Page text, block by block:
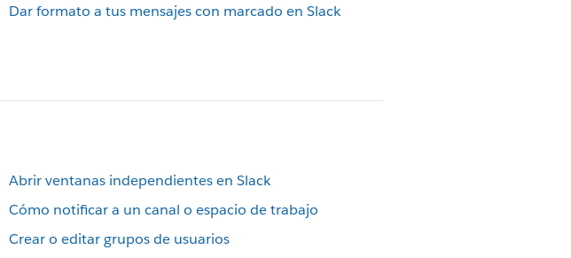
Dar formato a tus mensajes con marcado en Slack
Abrir ventanas independientes en Slack
Cómo notificar a un canal o espacio de trabajo
Crear o editar grupos de usuarios